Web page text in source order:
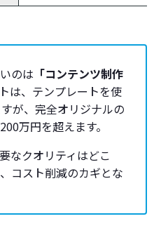
のは 「コンテンツ制作
は、テンプレートを使
が、完全オリジナルの
万円を超えます。
なクオリティはどこ
コスト削減のカギとな